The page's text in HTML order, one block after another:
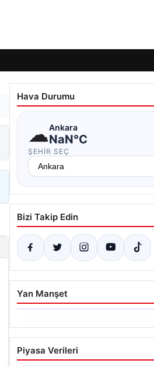
Hava Durumu
☁Ankara
NaN°C
ŞEHIR SEÇ
Bizi Takip Edin
Yan Manşet
06.08.2026
Ertuğrul Özkök ifade
verdi. “Aklımın ucundan
Piyasa Verileri